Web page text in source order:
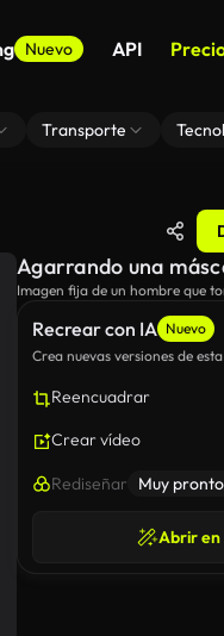
Nuevo API
Transporte
Recrear con IA Nuevo
Crea nuevas versiones de
Reencuadrar
Crear vídeo
Rediseñar Muy pronto
Abrir en
Agarrando una
Imagen fija de un hombre que